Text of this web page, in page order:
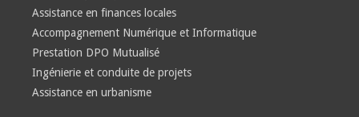
Assistance en finances locales
Accompagnement Numérique et Informatique
Prestation DPO Mutualisé
Ingénierie et conduite de projets
Assistance en urbanisme